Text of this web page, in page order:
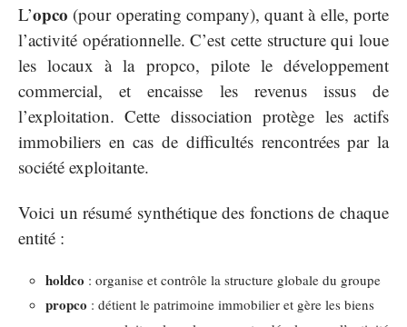
L’opco (pour operating company), quant à elle, porte
l’activité opérationnelle. C’est cette structure qui loue
les locaux à la propco, pilote le développement
commercial, et encaisse les revenus issus de
l’exploitation. Cette dissociation protège les actifs
immobiliers en cas de difficultés rencontrées par la
société exploitante.
Voici un résumé synthétique des fonctions de chaque
entité :
holdco : organise et contrôle la structure globale du groupe
propco : détient le patrimoine immobilier et gère les biens